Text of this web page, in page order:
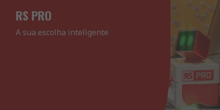
RS PRO
A sua escolha inteligente